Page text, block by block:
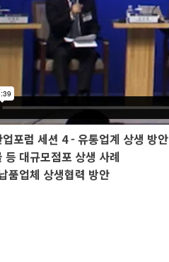
포럼 세션 4 - 유통업계 상생 방안
등 대규모점포 상생 사례
품업체 상생협력 방안